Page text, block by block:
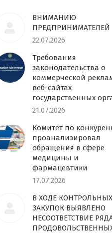
ВНИМАНИЮ
ПРЕДПРИНИМАТЕЛЕЙ
22.07.2026
Требования
законодательства о
коммерческой
веб-сайтах
государственных
21.07.2026
Комитет по
проанализировал
обращения в сфере
медицины и
фармацевтики
17.07.2026
В ХОДЕ КОНТРОЛЬНЫХ
ЗАКУПОК ВЫЯВЛЕНО
НЕСООТВЕТСТВИЕ